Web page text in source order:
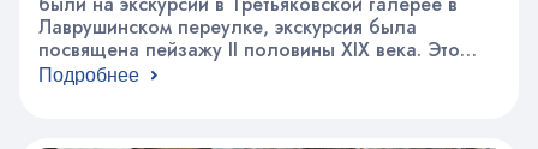
Лаврушинском переулке, экскурсия была
посвящена пейзажу II половины XIX века. Это
было время расцвета пейзажного жанра в
И. Айвазовский, А. Куинджи, И. Шишкин, И.
Подробнее